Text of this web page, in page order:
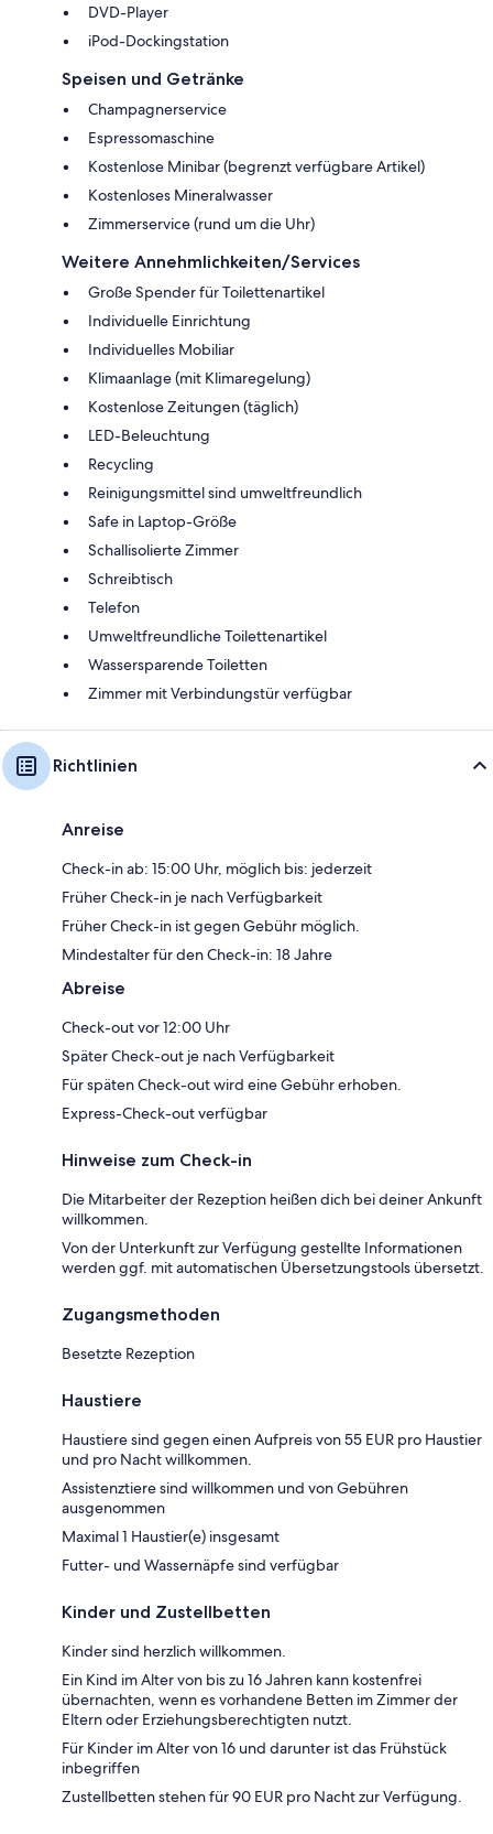
DVD-Player
iPod-Dockingstation
Speisen und Getränke
Champagnerservice
Espressomaschine
Kostenlose Minibar (begrenzt verfügbare Artikel)
Kostenloses Mineralwasser
Zimmerservice (rund um die Uhr)
Weitere Annehmlichkeiten/Services
Große Spender für Toilettenartikel
Individuelle Einrichtung
Individuelles Mobiliar
Klimaanlage (mit Klimaregelung)
Kostenlose Zeitungen (täglich)
LED-Beleuchtung
Recycling
Reinigungsmittel sind umweltfreundlich
Safe in Laptop-Größe
Schallisolierte Zimmer
Schreibtisch
Telefon
Umweltfreundliche Toilettenartikel
Wassersparende Toiletten
Zimmer mit Verbindungstür verfügbar
Richtlinien
Anreise
Check-in ab: 15:00 Uhr, möglich bis: jederzeit
Früher Check-in je nach Verfügbarkeit
Früher Check-in ist gegen Gebühr möglich.
Mindestalter für den Check-in: 18 Jahre
Abreise
Check-out vor 12:00 Uhr
Später Check-out je nach Verfügbarkeit
Für späten Check-out wird eine Gebühr erhoben.
Express-Check-out verfügbar
Hinweise zum Check-in
Die Mitarbeiter der Rezeption heißen dich bei deiner Ankunft
willkommen.
Von der Unterkunft zur Verfügung gestellte Informationen
werden ggf. mit automatischen Übersetzungstools übersetzt.
Zugangsmethoden
Besetzte Rezeption
Haustiere
Haustiere sind gegen einen Aufpreis von 55 EUR pro Haustier
und pro Nacht willkommen.
Assistenztiere sind willkommen und von Gebühren
ausgenommen
Maximal 1 Haustier(e) insgesamt
Futter- und Wassernäpfe sind verfügbar
Kinder und Zustellbetten
Kinder sind herzlich willkommen.
Ein Kind im Alter von bis zu 16 Jahren kann kostenfrei
übernachten, wenn es vorhandene Betten im Zimmer der
Eltern oder Erziehungsberechtigten nutzt.
Für Kinder im Alter von 16 und darunter ist das Frühstück
inbegriffen
Zustellbetten stehen für 90 EUR pro Nacht zur Verfügung.